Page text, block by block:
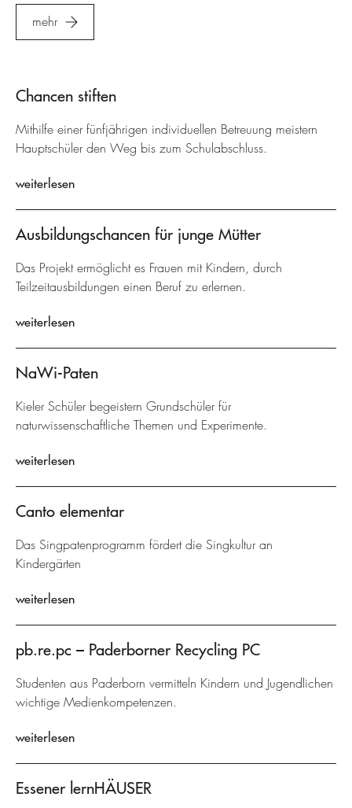
mehr
Chancen stiften
Mithilfe einer fünfjährigen individuellen Betreuung meistern
Hauptschüler den Weg bis zum Schulabschluss.
weiterlesen
Ausbildungschancen für junge Mütter
Das Projekt ermöglicht es Frauen mit Kindern, durch
Teilzeitausbildungen einen Beruf zu erlernen.
weiterlesen
NaWi-Paten
Kieler Schüler begeistern Grundschüler für
naturwissenschaftliche Themen und Experimente.
weiterlesen
Canto elementar
Das Singpatenprogramm fördert die Singkultur an
Kindergärten
weiterlesen
pb.re.pc – Paderborner Recycling PC
Studenten aus Paderborn vermitteln Kindern und Jugendlichen
wichtige Medienkompetenzen.
weiterlesen
Essener lernHÄUSER